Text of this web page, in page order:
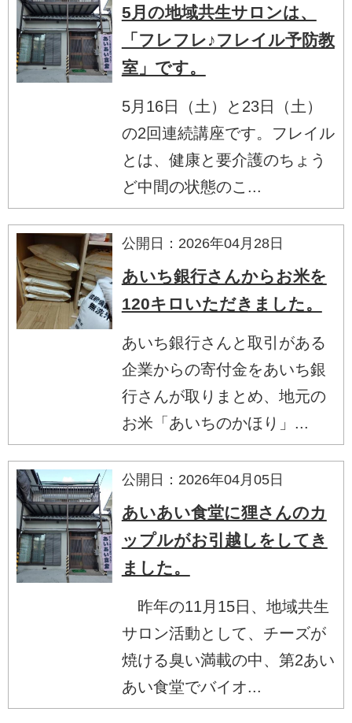
5月の地域共生サロンは、
「フレフレ♪フレイル予防教
室」です。
5月16日（土）と23日（土）
の2回連続講座です。フレイル
とは、健康と要介護のちょう
ど中間の状態のこ...
公開日：2026年04月28日
あいち銀行さんからお米を
120キロいただきました。
あいち銀行さんと取引がある
企業からの寄付金をあいち銀
行さんが取りまとめ、地元の
お米「あいちのかほり」...
公開日：2026年04月05日
あいあい食堂に狸さんのカ
ップルがお引越しをしてき
ました。
昨年の11月15日、地域共生
サロン活動として、チーズが
焼ける臭い満載の中、第2あい
あい食堂でバイオ...